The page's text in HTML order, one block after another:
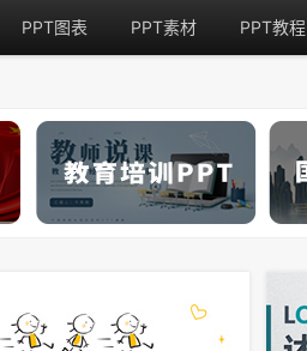
PPT图表 PPT素材 PPT教程